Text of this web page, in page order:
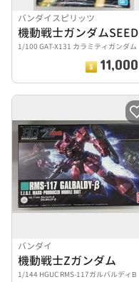
バンダイスピリッツ
機動戦士ガンダムSEED
1/100 GAT-X131 カラミティガンダム
11,000
バンダイ
機動戦士Zガンダム
1/144 HGUC RMS-117ガルバルディΒ